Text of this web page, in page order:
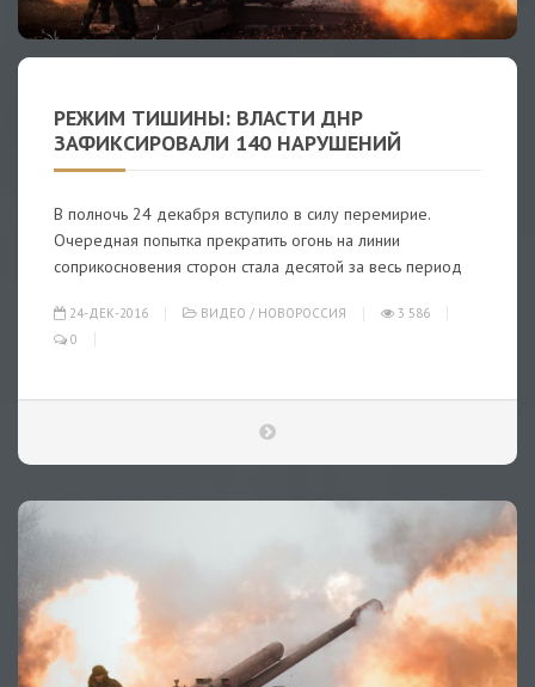
РЕЖИМ ТИШИНЫ: ВЛАСТИ ДНР
ЗАФИКСИРОВАЛИ 140 НАРУШЕНИЙ
В полночь 24 декабря вступило в силу перемирие.
Очередная попытка прекратить огонь на линии
соприкосновения сторон стала десятой за весь период
24-ДЕК-2016 ВИДЕО / НОВОРОССИЯ
3 586
0